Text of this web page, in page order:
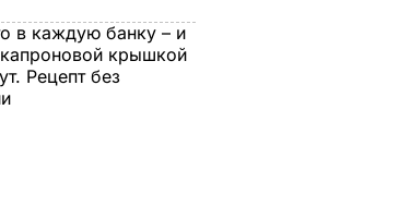
в каждую банку – и
крышкой
Рецепт без